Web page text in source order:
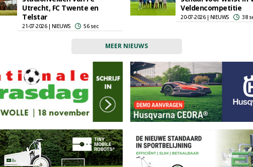
Utrecht, FC Twente en
Telstar
21-07-2026 | NIEUWS 56 sec
Veldencompetitie
20-07-2026 | NIEUWS 38
MEER NIEUWS